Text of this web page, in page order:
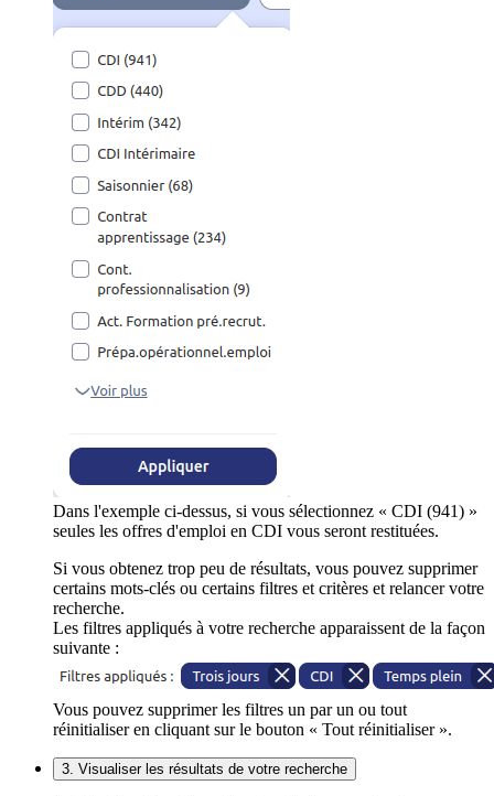
Dans l'exemple ci-dessus, si vous sélectionnez « CDI (941) »
seules les offres d'emploi en CDI vous seront restituées.
Si vous obtenez trop peu de résultats, vous pouvez supprimer
certains mots-clés ou certains filtres et critères et relancer votre
recherche.
Les filtres appliqués à votre recherche apparaissent de la façon
suivante :
Vous pouvez supprimer les filtres un par un ou tout
réinitialiser en cliquant sur le bouton « Tout réinitialiser ».
3. Visualiser les résultats de votre recherche